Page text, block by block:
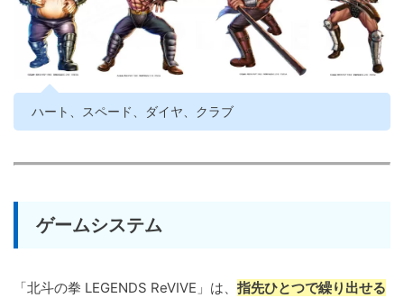
ハート、スペード、ダイヤ、クラブ
ゲームシステム
「北斗の拳 LEGENDS ReVIVE」は、 指先ひとつで繰り出せる